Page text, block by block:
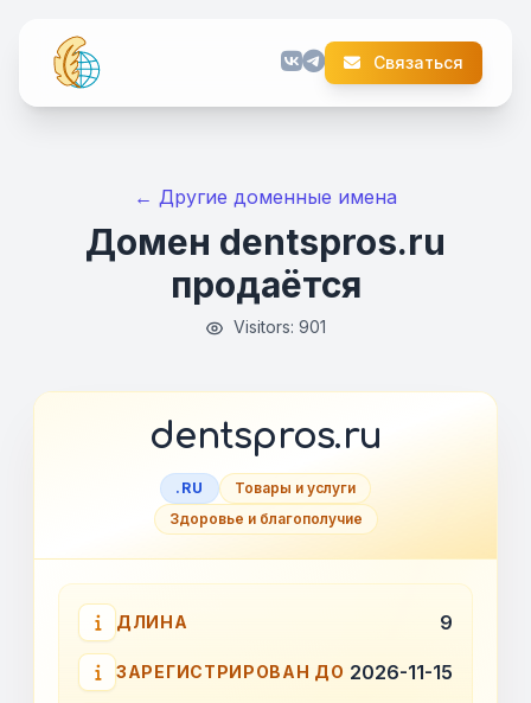
Связаться
← Другие доменные имена
Домен dentspros.ru
продаётся
Visitors: 901
dentspros.ru
.RU
Товары и услуги
Здоровье и благополучие
ДЛИНА 9
ЗАРЕГИСТРИРОВАН ДО 2026-11-15